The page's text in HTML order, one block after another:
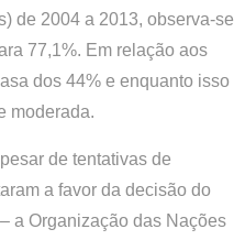
de 2004 a 2013, observa-se
77,1%. Em relação aos
dos 44% e enquanto isso
moderada.
de tentativas de
a favor da decisão do
a Organização das Nações